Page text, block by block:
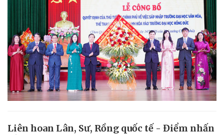
Liên hoan Lân, Sư, Rồng quốc tế - Điểm nhấn